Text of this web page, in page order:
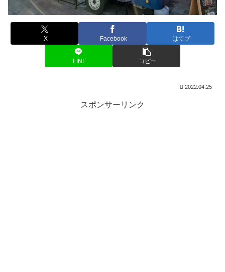
X Facebook はてブ
LINE コピー
2022.04.25
スポンサーリンク